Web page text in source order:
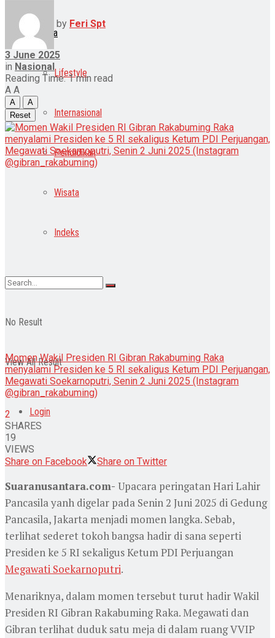
Lainnya
Lifestyle
Internasional
Pendidikan
Wisata
Indeks
No Result
View All Result
Login
by Feri Spt
3 June 2025
in Nasional
Reading Time: 1 min read
A A
A
A
Reset
Momen Wakil Presiden RI Gibran Rakabuming Raka
menyalami Presiden ke 5 RI sekaligus Ketum PDI Perjuangan,
Megawati Soekarnoputri, Senin 2 Juni 2025 (Instagram
@gibran_rakabuming)
2
SHARES
19
VIEWS
Share on Facebook
Share on Twitter
Suaranusantara.com- Upacara peringatan Hari Lahir
Pancasila yanh digelar pada Senin 2 Juni 2025 di Gedung
Pancasila, Jakarta menjadi momen langka. Sebab,
terlihat sederet tokoh bangsa hadir di sana seperti
Presiden ke 5 RI sekaligus Ketum PDI Perjuangan
Megawati Soekarnoputri.
Menariknya, dalam momen tersebut turut hadir Wakil
Presiden RI Gibran Rakabuming Raka. Megawati dan
Gibran terlihat duduk satu meja di dalam ruang VVIP